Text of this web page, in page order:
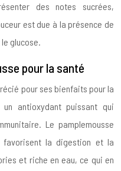
des notes sucrées,
est due à la présence de
glucose.
pour la santé
pour ses bienfaits pour la
antioxydant puissant qui
Le pamplemousse
favorisent la digestion et la
et riche en eau, ce qui en